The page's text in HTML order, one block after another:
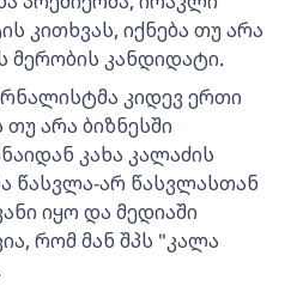
კითხვას, იქნება თუ არა
მერობის კანდიდატი.
კიდევ ერთი
თუ არა ბიზნესში
კახა კალაძის
წასვლა-არ წასვლასთან
იყო და მედიაში
რომ მან შპს "კალა